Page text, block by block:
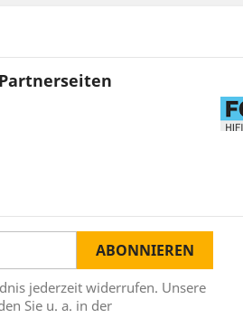
Partnerseiten
jederzeit widerrufen. Unsere
Sie u. a. in der